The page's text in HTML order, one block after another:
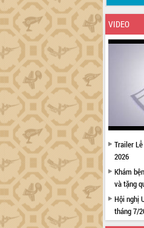
VIDEO
Trailer
2026
Khám
và tặng
Hội nghị
tháng 7/